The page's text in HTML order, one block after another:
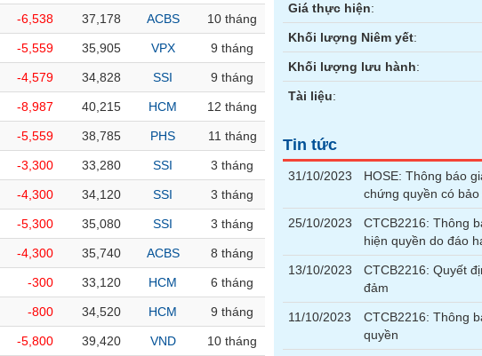
-6,538 37,178 ACBS 10 tháng
-5,559 35,905 VPX 9 tháng
-4,579 34,828 SSI 9 tháng
-8,987 40,215 HCM 12 tháng
-5,559 38,785 PHS 11 tháng
-3,300 33,280 SSI 3 tháng
-4,300 34,120 SSI 3 tháng
-5,300 35,080 SSI 3 tháng
-4,300 35,740 ACBS 8 tháng
-300 33,120 HCM 6 tháng
-800 34,520 HCM 9 tháng
-5,800 39,420 VND 10 tháng
Giá thực hiện:
Khối lượng Niêm yết:
Khối lượng lưu hành:
Tài liệu:
Tin tức
31/10/2023
HOSE: Thông báo
chứng quyền có
25/10/2023
CTCB2216: Thông
hiện quyền do đáo
13/10/2023
CTCB2216: Quyết
đảm
11/10/2023
CTCB2216: Thông
quyền